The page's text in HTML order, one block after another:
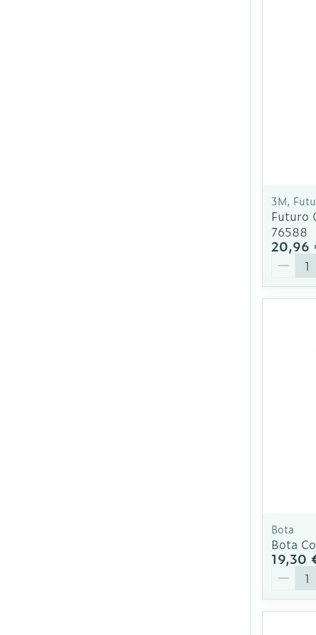
irritée
Peau mixte
Peau terne
Afficher plus
Piluliers et
3M,
Futuro
76588
20,96
Quantité
Bota
Bota
19,30
Quantité